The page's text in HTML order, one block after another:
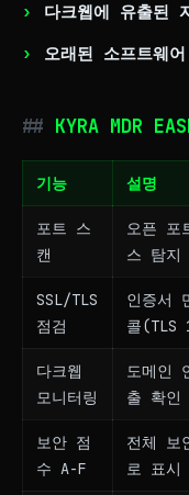
다크웹에 유출된
오래된 소프트웨
KYRA MDR
기능 설명
포트 스
캔
오픈 포
스 탐지
SSL/TLS
점검
인증서
콜(TLS
다크웹
모니터링
도메인
출 확인
보안 점
수 A-F
전체 보
로 표시